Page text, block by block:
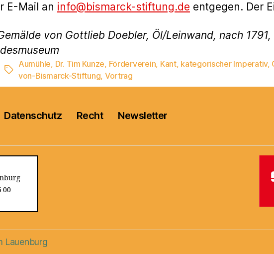
E-Mail an info@bismarck-stiftung.de entgegen. Der
von Gottlieb Doebler, Öl/Leinwand, nach
Schlagwörter
Aumühle, Dr. Tim Kunze, Förderverein, Kant, kategorischer Imperativ,
von-Bismarck-Stiftung, Vortrag
Datenschutz Recht Newsletter
00
Lauenburg